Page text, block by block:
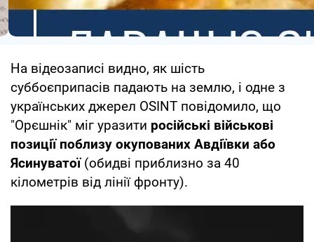
На відеозаписі видно, як шість
суббоєприпасів падають на землю, і одне з
українських джерел OSINT повідомило, що
"Орєшнік" міг уразити російські військові
позиції поблизу окупованих Авдіївки або
Ясинуватої(обидві приблизно за 40
кілометрів від лінії фронту).